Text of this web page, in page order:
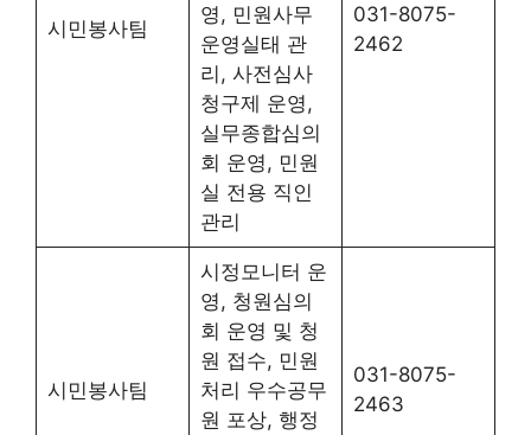
시민봉사팀
영, 민원사무
운영실태 관
리, 사전심사
청구제 운영,
실무종합심의
회 운영, 민원
실 전용 직인
관리
031-8075-
2462
시민봉사팀
시정모니터 운
영, 청원심의
회 운영 및 청
원 접수, 민원
처리 우수공무
원 포상, 행정
031-8075-
2463